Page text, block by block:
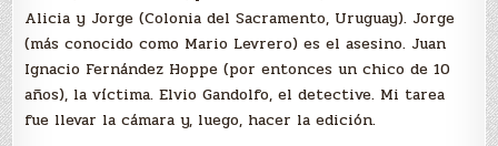
Alicia y Jorge (Colonia del Sacramento, Uruguay). Jorge
(más conocido como Mario Levrero) es el asesino. Juan
Ignacio Fernández Hoppe (por entonces un chico de 10
años), la víctima. Elvio Gandolfo, el detective. Mi tarea
fue llevar la cámara y, luego, hacer la edición.